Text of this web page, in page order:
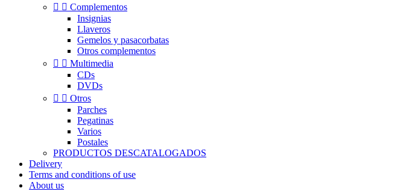
  Complementos
Insignias
Llaveros
Gemelos y pasacorbatas
Otros complementos
  Multimedia
CDs
DVDs
  Otros
Parches
Pegatinas
Varios
Postales
PRODUCTOS DESCATALOGADOS
Delivery
Terms and conditions of use
About us